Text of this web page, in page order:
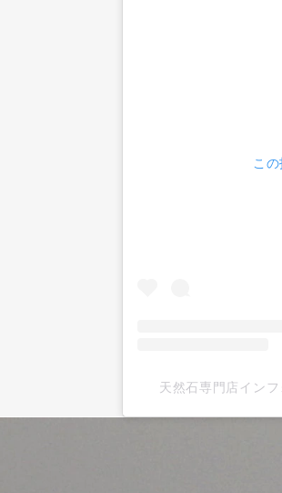
こ
天然石専門店イン